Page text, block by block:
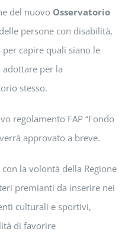
del nuovo Osservatorio
persone con disabilità,
capire quali siano le
per la
stesso.
regolamento FAP “Fondo
approvato a breve.
la volontà della Regione
premianti da inserire nei
culturali e sportivi,
di favorire